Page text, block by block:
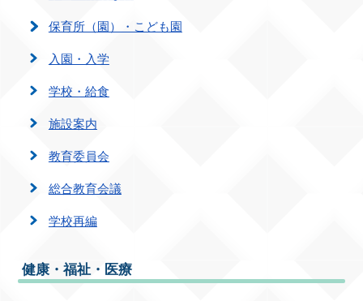
保育所（園）・こども園
入園・入学
学校・給食
施設案内
教育委員会
総合教育会議
学校再編
健康・福祉・医療